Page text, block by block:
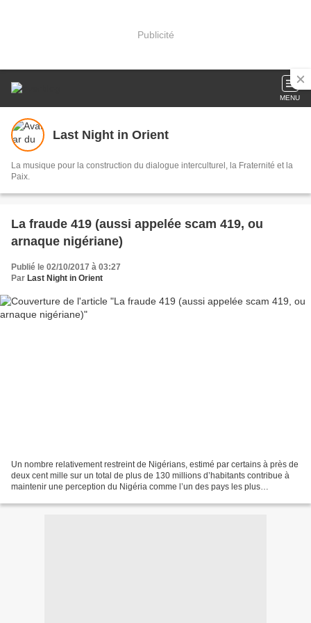
Publicité
MENU
Last Night in Orient
La musique pour la construction du dialogue interculturel, la Fraternité et la
Paix.
La fraude 419 (aussi appelée scam 419, ou
arnaque nigériane)
Publié le 02/10/2017 à 03:27
Par Last Night in Orient
Un nombre relativement restreint de Nigérians, estimé par certains à près de
deux cent mille sur un total de plus de 130 millions d’habitants contribue à
maintenir une perception du Nigéria comme l’un des pays les plus